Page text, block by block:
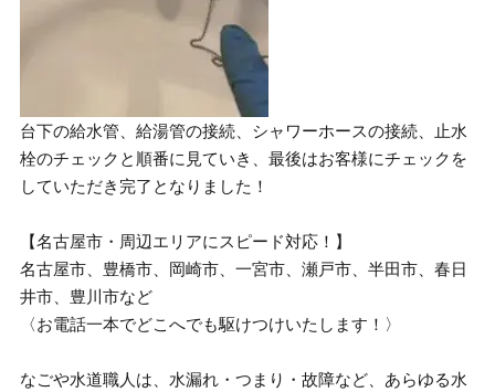
台下の給水管、給湯管の接続、シャワーホースの接続、止水
栓のチェックと順番に見ていき、最後はお客様にチェックを
していただき完了となりました！
【名古屋市・周辺エリアにスピード対応！】
名古屋市、豊橋市、岡崎市、一宮市、瀬戸市、半田市、春日
井市、豊川市など
〈お電話一本でどこへでも駆けつけいたします！〉
なごや水道職人は、水漏れ・つまり・故障など、あらゆる水